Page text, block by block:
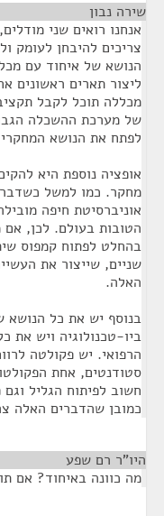
שירה נבון
אנחנו רואים שני
צריכים להיבחן לעומק
הנושא של איחוד עם
ליצור תארים ראשונים
מכללה תוכל לקבל
של מערכת ההשכלה
לפתח את הנושא
אופציה נוספת היא
מחקר. כמו למשל
אוניברסיטת חיפה
הטובות בעולם. לכן,
בהחלט לפתוח קמפוס
שניים, שייצור את
האלה.
בנוסף יש את כל
ביו-טכנולוגיה ויש את
סטודנטים, אחת
חשוב לפיתוח הגליל וגם
כמובן שהדברים האלה
היו"ר רם שפע
מה כוונה באיחוד? אם